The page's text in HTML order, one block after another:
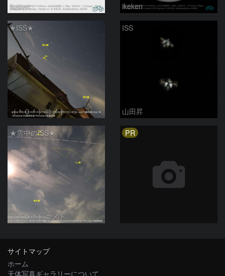
ikeken ikeken
★ISS★
（＾０＾）コメト
ISS
山田昇
★雲中のISS★
（＾０＾）コメト
PR
サイトマップ
ホーム
天体写真ギャラリーについて